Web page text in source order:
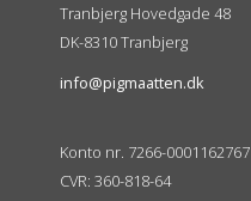
Tranbjerg Hovedgade 48
DK-8310 Tranbjerg
info@pigmaatten.dk
Konto nr. 7266-0001162767
CVR: 360-818-64